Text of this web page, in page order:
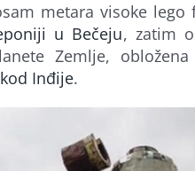
metara visoke
u Bečeju, zatim
Zemlje,
Inđije.